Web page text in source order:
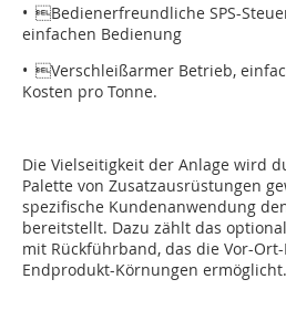
• Bedienerfreundliche SPS-
einfachen Bedienung
• Verschleißarmer Betrieb,
Kosten pro Tonne.
Die Vielseitigkeit der Anlage wird
Palette von Zusatzausrüstungen
spezifische Kundenanwendung
bereitstellt. Dazu zählt das
mit Rückführband, das die Vor-
Endprodukt-Körnungen ermöglicht.